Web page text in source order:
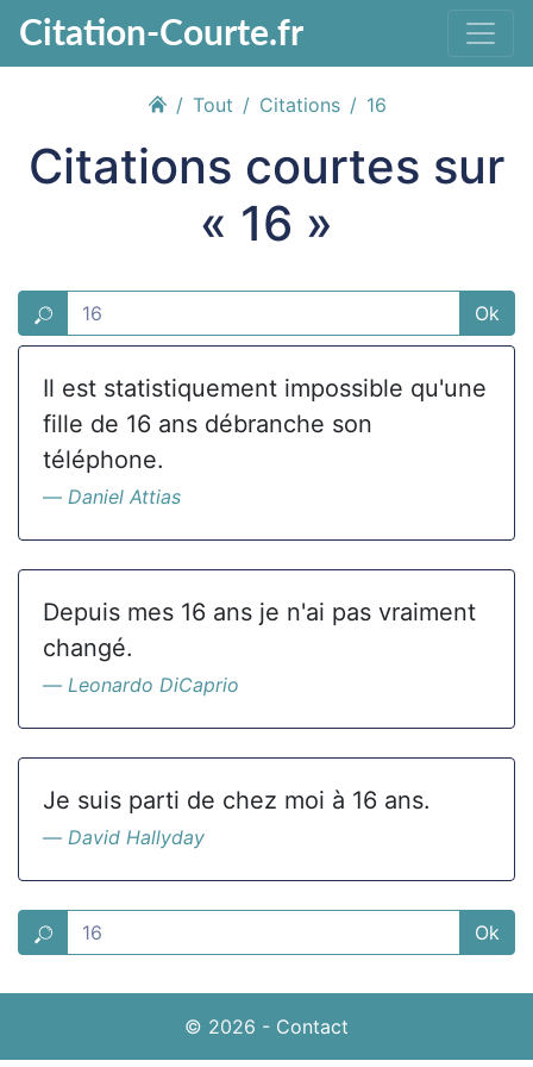
Citation-Courte.fr
Tout Citations 16
Citations courtes sur
« 16 »
Ok
Il est statistiquement impossible qu'une
fille de 16 ans débranche son
téléphone.
Daniel Attias
Depuis mes 16 ans je n'ai pas vraiment
changé.
Leonardo DiCaprio
Je suis parti de chez moi à 16 ans.
David Hallyday
Ok
© 2026 - Contact